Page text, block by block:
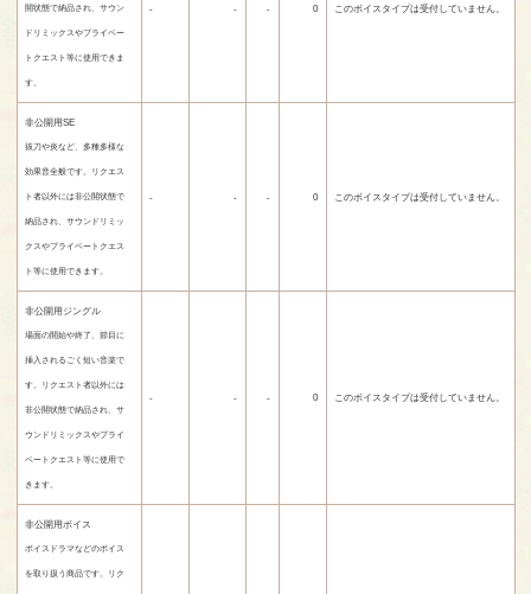
開状態で納品され、サウン
ドリミックスやプライベー
トクエスト等に使用できま
す。
- - - 0 このボイスタイプは受付していません。
非公開用SE
抜刀や炎など、多種多様な
効果音全般です。リクエス
ト者以外には非公開状態で
納品され、サウンドリミッ
クスやプライベートクエス
ト等に使用できます。
- - - 0 このボイスタイプは受付していません。
非公開用ジングル
場面の開始や終了、節目に
挿入されるごく短い音楽で
す。リクエスト者以外には
非公開状態で納品され、サ
ウンドリミックスやプライ
ベートクエスト等に使用で
きます。
- - - 0 このボイスタイプは受付していません。
非公開用ボイス
ボイスドラマなどのボイス
を取り扱う商品です。リク